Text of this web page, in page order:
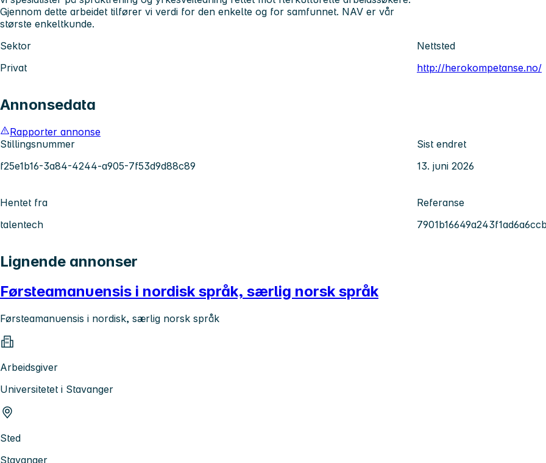
Gjennom dette arbeidet tilfører vi verdi for den enkelte og for samfunnet. NAV er vår
største enkeltkunde.
Sektor
Privat
Nettsted
http://herokompetanse.no/
Annonsedata
Rapporter annonse
Stillingsnummer
f25e1b16-3a84-4244-a905-7f53d9d88c89
Sist endret
13. juni 2026
Hentet fra
talentech
Referanse
Lignende annonser
Førsteamanuensis i nordisk språk, særlig norsk språk
Førsteamanuensis i nordisk, særlig norsk språk
Arbeidsgiver
Universitetet i Stavanger
Sted
Stavanger